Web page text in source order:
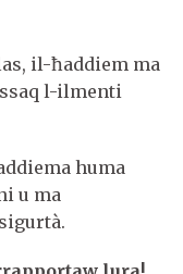
il-ħaddiem ma
l-ilmenti
huma
u ma